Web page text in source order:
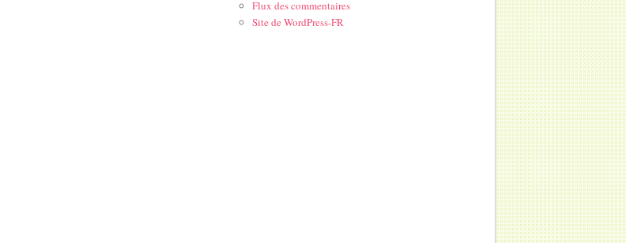
Flux des commentaires
Site de WordPress-FR